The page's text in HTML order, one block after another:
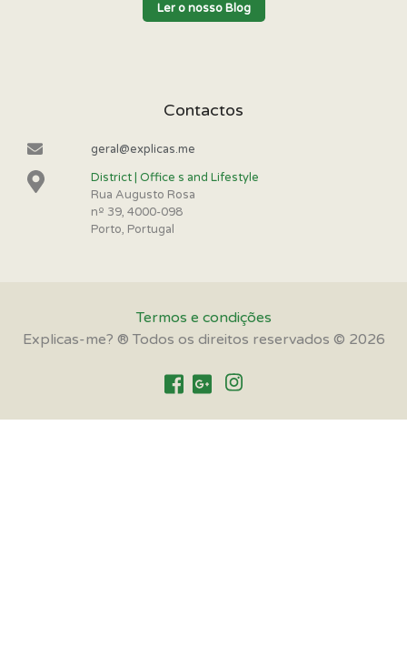
Ler o nosso Blog
Contactos
geral@explicas.me
District | Office s and Lifestyle
Rua Augusto Rosa
nº 39, 4000-098
Porto, Portugal
Termos e condições
Explicas-me? ® Todos os direitos reservados © 2026